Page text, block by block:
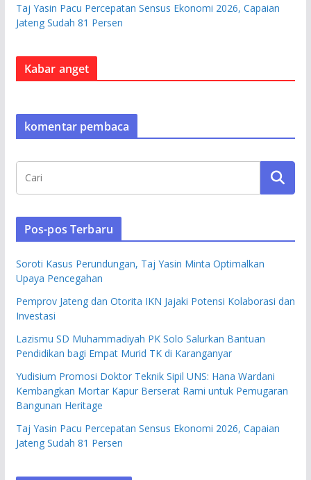
Taj Yasin Pacu Percepatan Sensus Ekonomi 2026, Capaian
Jateng Sudah 81 Persen
Kabar anget
komentar pembaca
Pos-pos Terbaru
Soroti Kasus Perundungan, Taj Yasin Minta Optimalkan
Upaya Pencegahan
Pemprov Jateng dan Otorita IKN Jajaki Potensi Kolaborasi dan
Investasi
Lazismu SD Muhammadiyah PK Solo Salurkan Bantuan
Pendidikan bagi Empat Murid TK di Karanganyar
Yudisium Promosi Doktor Teknik Sipil UNS: Hana Wardani
Kembangkan Mortar Kapur Berserat Rami untuk Pemugaran
Bangunan Heritage
Taj Yasin Pacu Percepatan Sensus Ekonomi 2026, Capaian
Jateng Sudah 81 Persen